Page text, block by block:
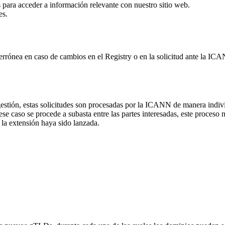
acceder a información relevante con nuestro sitio web.
en caso de cambios en el Registry o en la solicitud ante la
estas solicitudes son procesadas por la ICANN de manera
caso se procede a subasta entre las partes interesadas, este
extensión haya sido lanzada.